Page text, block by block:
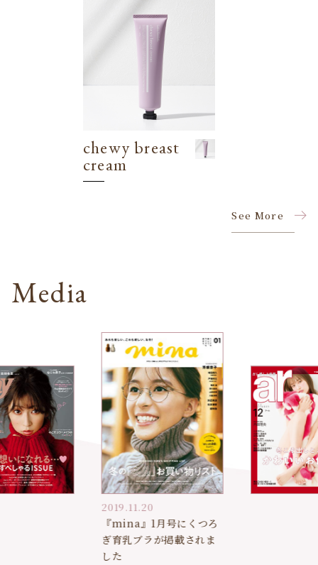
chewy breast
cream
See More
Media
2019.11.20
『mina』1月号にくつろ
ぎ育乳ブラが掲載されま
した